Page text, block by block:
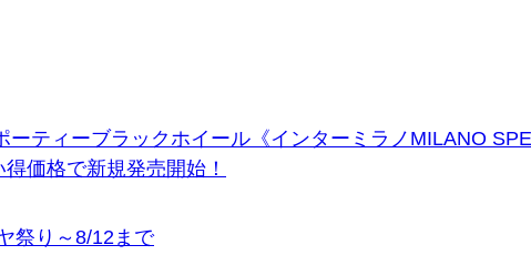
ーティーブラックホイール《インターミラノMILANO
価格で新規発売開始！
祭り～8/12まで